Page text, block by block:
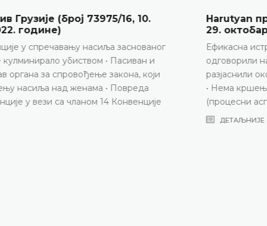
Harutyan против Јерменије (број 53081/14,
29. октобар 2024. године)
Ефикасна истрага • Домаћи органи су адекватно
одговорили на наводе подносиоца представке и
разјаснили околности везане за смрт његове супруге
• Нема кршења члана 2 Европске конвенције
(процесни аспект)